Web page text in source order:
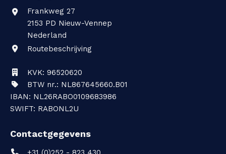
Frankweg 27
2153 PD Nieuw-Vennep
Nederland
Routebeschrijving
KVK: 96520620
BTW nr.: NL867645660.B01
IBAN: NL26RABO0109683986
SWIFT: RABONL2U
Contactgegevens